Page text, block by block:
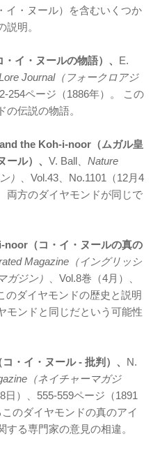
イ・ヌール）を含むいくつか
明。
イ・ヌールの物語）、 E.
Journal（フォークロアジ
254ページ（1886年）。 この
の伝説の物語。
the Koh-i-noor（ムガル皇
ル）、 V. Ball、 Nature
）
、Vol.43、No.1101（12月4
両方のダイヤモンドが同じで
（コ・イ・ヌールの真の
Magazine（イングリッシ
ガジン）
、Vol.8巻（4月）、
のダイヤモンドの歴史と説明
モンドと同じだという可能性
・イ・ヌール - 批判）、 N.
（ネイチャーマガジ
日）、555-559ページ（1891
のダイヤモンドの真のアイ
る専門家の意見の相違。